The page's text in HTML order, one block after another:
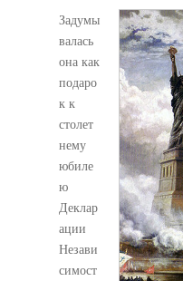
Задумы
валась
она как
подаро
к к
столет
нему
юбиле
ю
Деклар
ации
Незави
симост